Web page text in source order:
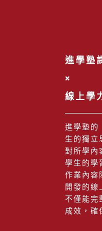
進學塾
×
線上學
進學塾的
生的獨立
對所學內
學生的學
作業內容
開發的
不僅能完
成效，確